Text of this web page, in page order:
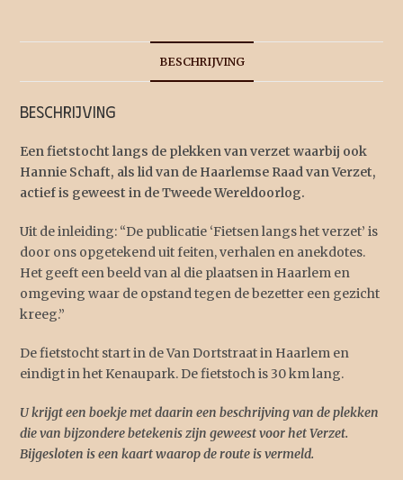
BESCHRIJVING
Beschrijving
Een fietstocht langs de plekken van verzet waarbij ook
Hannie Schaft, als lid van de Haarlemse Raad van Verzet,
actief is geweest in de Tweede Wereldoorlog.
Uit de inleiding: “De publicatie ‘Fietsen langs het verzet’ is
door ons opgetekend uit feiten, verhalen en anekdotes.
Het geeft een beeld van al die plaatsen in Haarlem en
omgeving waar de opstand tegen de bezetter een gezicht
kreeg.”
De fietstocht start in de Van Dortstraat in Haarlem en
eindigt in het Kenaupark. De fietstoch is 30 km lang.
U krijgt een boekje met daarin een beschrijving van de plekken
die van bijzondere betekenis zijn geweest voor het Verzet.
Bijgesloten is een kaart waarop de route is vermeld.